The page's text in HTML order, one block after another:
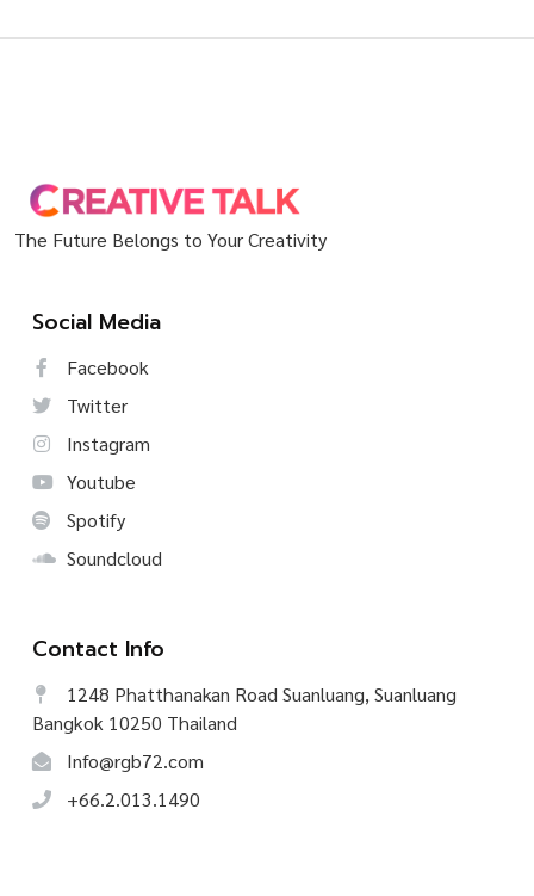
The Future Belongs to Your Creativity
Social Media
Facebook
Twitter
Instagram
Youtube
Spotify
Soundcloud
Contact Info
1248 Phatthanakan Road Suanluang, Suanluang
Bangkok 10250 Thailand
Info@rgb72.com
+66.2.013.1490